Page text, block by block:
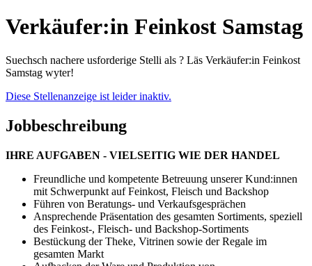
Verkäufer:in Feinkost Samstag
Suechsch nachere usforderige Stelli als ? Läs Verkäufer:in Feinkost
Samstag wyter!
Diese Stellenanzeige ist leider inaktiv.
Jobbeschreibung
IHRE AUFGABEN - VIELSEITIG WIE DER HANDEL
Freundliche und kompetente Betreuung unserer Kund:innen
mit Schwerpunkt auf Feinkost, Fleisch und Backshop
Führen von Beratungs- und Verkaufsgesprächen
Ansprechende Präsentation des gesamten Sortiments, speziell
des Feinkost-, Fleisch- und Backshop-Sortiments
Bestückung der Theke, Vitrinen sowie der Regale im
gesamten Markt